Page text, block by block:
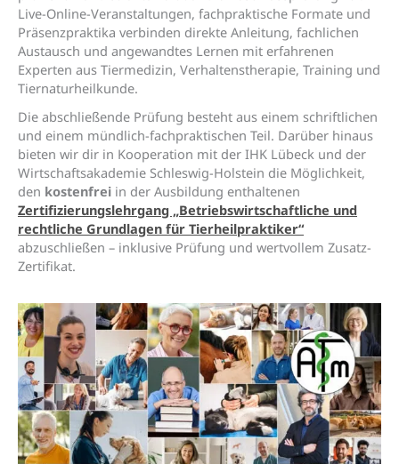
Live-Online-Veranstaltungen, fachpraktische Formate und
Präsenzpraktika verbinden direkte Anleitung, fachlichen
Austausch und angewandtes Lernen mit erfahrenen
Experten aus Tiermedizin, Verhaltenstherapie, Training und
Tiernaturheilkunde.
Die abschließende Prüfung besteht aus einem schriftlichen
und einem mündlich-fachpraktischen Teil. Darüber hinaus
bieten wir dir in Kooperation mit der IHK Lübeck und der
Wirtschaftsakademie Schleswig-Holstein die Möglichkeit,
den kostenfrei in der Ausbildung enthaltenen
Zertifizierungslehrgang „Betriebswirtschaftliche und
rechtliche Grundlagen für Tierheilpraktiker“
abzuschließen – inklusive Prüfung und wertvollem Zusatz-
Zertifikat.